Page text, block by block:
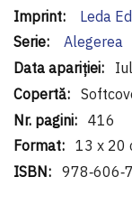
Leda
Alegerea
416
13 x 20